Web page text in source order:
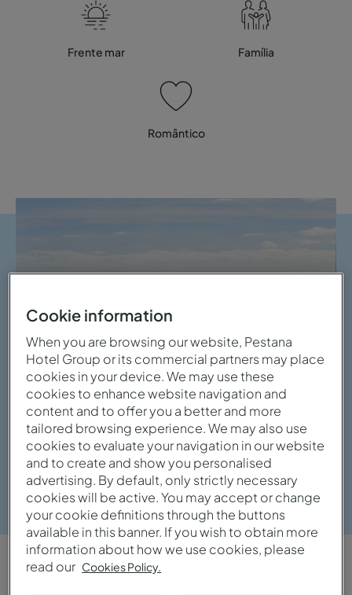
Frente mar Família
Romântico
Ver galeria
VISTA GERAL
Cookie information
When you are browsing our website, Pestana
Hotel Group or its commercial partners may place
cookies in your device. We may use these
cookies to enhance website navigation and
content and to offer you a better and more
tailored browsing experience. We may also use
cookies to evaluate your navigation in our website
and to create and show you personalised
advertising. By default, only strictly necessary
cookies will be active. You may accept or change
your cookie definitions through the buttons
available in this banner. If you wish to obtain more
information about how we use cookies, please
read our Cookies Policy.